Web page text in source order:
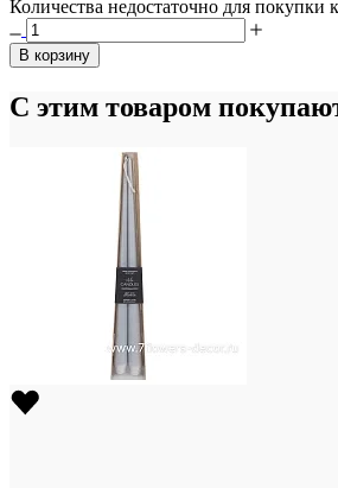
Количества недостаточно для покупки
В корзину
С этим товаром